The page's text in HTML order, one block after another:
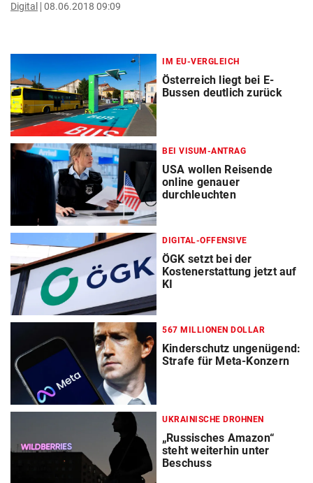
Digital 08.06.2018 09:09
IM EU-VERGLEICH
Österreich liegt bei E-
Bussen deutlich zurück
BEI VISUM-ANTRAG
USA wollen Reisende
online genauer
durchleuchten
DIGITAL-OFFENSIVE
ÖGK setzt bei der
Kostenerstattung jetzt auf
KI
567 MILLIONEN DOLLAR
Kinderschutz ungenügend:
Strafe für Meta-Konzern
UKRAINISCHE DROHNEN
„Russisches Amazon“
steht weiterhin unter
Beschuss